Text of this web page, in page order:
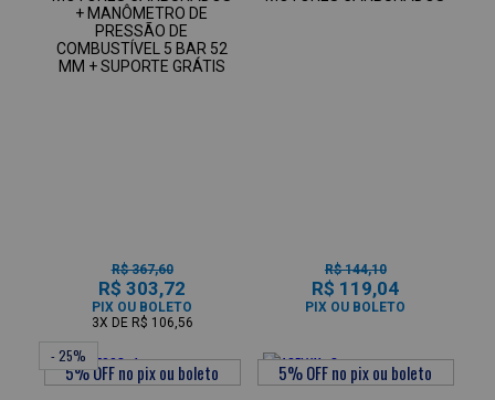
+ MANÔMETRO DE
PRESSÃO DE
COMBUSTÍVEL 5 BAR 52
MM + SUPORTE GRÁTIS
R$ 367,60
R$ 303,72
PIX OU BOLETO
3X DE R$ 106,56
R$ 144,10
R$ 119,04
PIX OU BOLETO
- 25%